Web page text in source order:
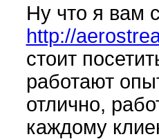
Ну что я вам
http://
стоит
работают
отлично,
каждому